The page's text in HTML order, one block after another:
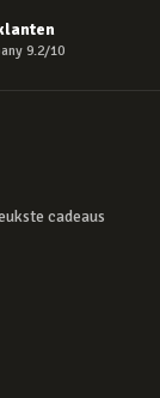
9.2/10
cadeaus